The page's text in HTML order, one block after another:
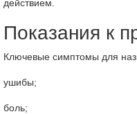
действием.
Показания к
Ключевые симптомы для
ушибы;
боль;